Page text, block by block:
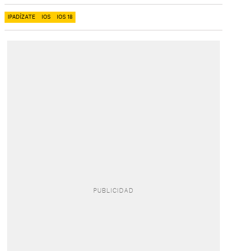
IPADÍZATE IOS IOS 18